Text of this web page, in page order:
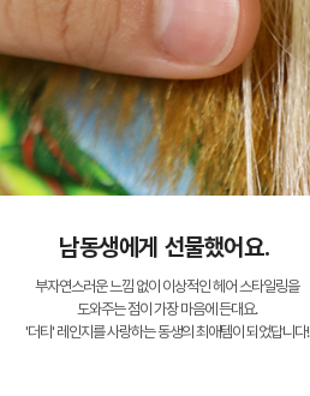
남동생에게 선물했어요.
부자연스러운 느낌 없이 이상적인 헤어 스타일링을
도와주는 점이 가장 마음에 든대요.
'더티' 레인지를 사랑하는 동생의 최애템이 되었답니다!